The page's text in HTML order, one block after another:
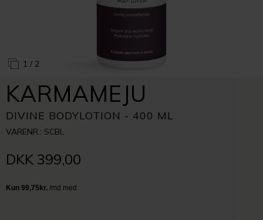
1 / 2
KARMAMEJU
DIVINE BODYLOTION - 400 ML
VARENR.: SCBL
DKK 399,00